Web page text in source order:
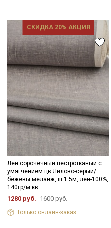
СКИДКА 20% АКЦИЯ
Лен сорочечный пестротканый с
умягчением цв.Лилово-серый/
бежевы меланж, ш.1.5м, лен-100%,
140гр/м.кв
1280 руб. 1600 руб.
Только онлайн-заказ